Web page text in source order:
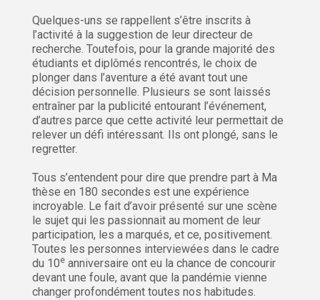
Quelques-uns se rappellent s’être inscrits à
l’activité à la suggestion de leur directeur de
recherche. Toutefois, pour la grande majorité des
étudiants et diplômés rencontrés, le choix de
plonger dans l’aventure a été avant tout une
décision personnelle. Plusieurs se sont laissés
entraîner par la publicité entourant l’événement,
d’autres parce que cette activité leur permettait de
relever un défi intéressant. Ils ont plongé, sans le
regretter.
Tous s’entendent pour dire que prendre part à Ma
thèse en 180 secondes est une expérience
incroyable. Le fait d’avoir présenté sur une scène
le sujet qui les passionnait au moment de leur
participation, les a marqués, et ce, positivement.
Toutes les personnes interviewées dans le cadre
du 10e anniversaire ont eu la chance de concourir
devant une foule, avant que la pandémie vienne
changer profondément toutes nos habitudes.